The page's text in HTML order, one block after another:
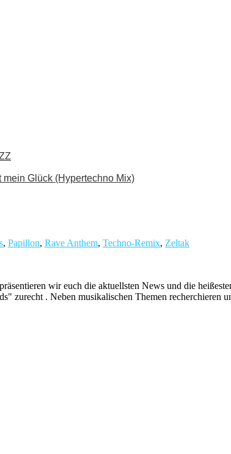
Glück (Hypertechno Mix)
, Papillon, Rave Anthem, Techno-Remix, Zeltak
wir euch die aktuellsten News und die
zurecht . Neben musikalischen Themen recherchieren